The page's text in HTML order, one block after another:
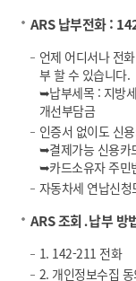
ARS 납부전화 :
언제 어디서나 전
부 할 수 있습니다.
➥납부세목 : 지방
개선부담금
인증서 없이도 신
➥결제가능 신용카
➥카드소유자 주민
자동차세 연납신
ARS 조회․납부 방
1. 142-211 전화
2. 개인정보수집